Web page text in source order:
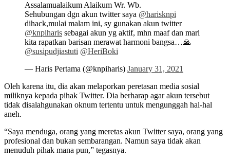
Assalamualaikum Alaikum Wr. Wb.
Sehubungan dgn akun twitter saya @harisknpi
dihack,mulai malam ini, sy gunakan akun twitter
@knpiharis sebagai akun yg aktif, mhn maaf dan mari
kita rapatkan barisan merawat harmoni bangsa…🙏
@susipudjiastuti @HeriBoki
— Haris Pertama (@knpiharis) January 31, 2021
Oleh karena itu, dia akan melaporkan peretasan media sosial
miliknya kepada pihak Twitter. Dia berharap agar akun tersebut
tidak disalahgunakan oknum tertentu untuk mengunggah hal-hal
aneh.
“Saya menduga, orang yang meretas akun Twitter saya, orang yang
profesional dan bukan sembarangan. Namun saya tidak akan
menuduh pihak mana pun,” tegasnya.